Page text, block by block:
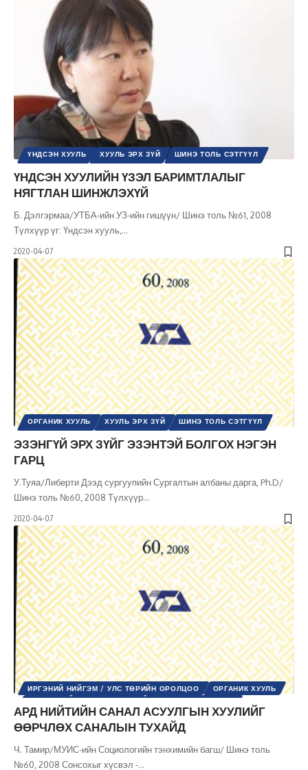
ҮНДСЭН ХУУЛЬ ХУУЛЬ ЭРХ ЗҮЙ ШИНЭ ТОЛЬ СЭТГҮҮЛ
ҮНДСЭН ХУУЛИЙН ҮЗЭЛ БАРИМТЛАЛЫГ
НЯГТЛАН ШИНЖЛЭХҮЙ
Б. Дэлгэрмаа/УТБА-ийн УЗ-ийн гишүүн/ Шинэ толь №61, 2008
Түлхүүр үг: Үндсэн хууль,…
2020-04-07
ОРГАНИК ХУУЛЬ ХУУЛЬ ЭРХ ЗҮЙ ШИНЭ ТОЛЬ СЭТГҮҮЛ
ЭЗЭНГҮЙ ЭРХ ЗҮЙГ ЭЗЭНТЭЙ БОЛГОХ НЭГЭН
ГАРЦ
У.Туяа/Либерти Дээд сургуупийн Сургалтын албаны дарга, Ph.D/
Шинэ толь №60, 2008 Түлхүүр…
2020-04-07
ИРГЭНИЙ НИЙГЭМ / УЛС ТӨРИЙН ОРОЛЦОО
ОРГАНИК ХУУЛЬ
АРД НИЙТИЙН САНАЛ АСУУЛГЫН ХУУЛИЙГ
ӨӨРЧЛӨХ САНАЛЫН ТУХАЙД
Ч. Тамир/МУИС-ийн Социологийн тэнхимийн багш/ Шинэ толь
№60, 2008 Сонсохыг хүсвэл -…